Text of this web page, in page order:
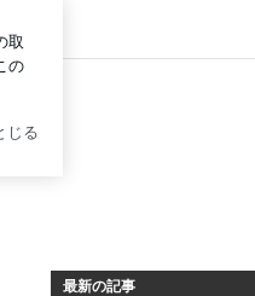
最新の記事